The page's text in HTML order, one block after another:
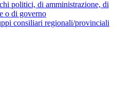
politici, di amministrazione, di
o di governo
consiliari regionali/provinciali